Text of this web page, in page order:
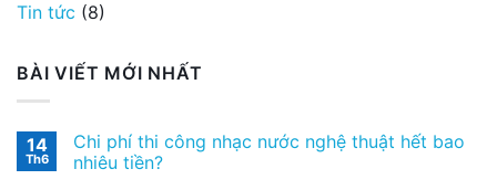
Tin tức (8)
BÀI VIẾT MỚI NHẤT
14
Th6
Chi phí thi công nhạc nước nghệ thuật hết bao
nhiêu tiền?